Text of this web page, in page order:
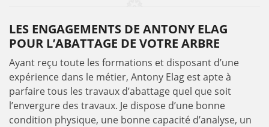
LES ENGAGEMENTS DE ANTONY ELAG
POUR L’ABATTAGE DE VOTRE ARBRE
Ayant reçu toute les formations et disposant d’une
expérience dans le métier, Antony Elag est apte à
parfaire tous les travaux d’abattage quel que soit
l’envergure des travaux. Je dispose d’une bonne
condition physique, une bonne capacité d’analyse, un